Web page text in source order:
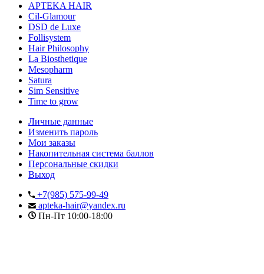
APTEKA HAIR
Cil-Glamour
DSD de Luxe
Follisystem
Hair Philosophy
La Biosthetique
Mesopharm
Satura
Sim Sensitive
Time to grow
Личные данные
Изменить пароль
Мои заказы
Накопительная система баллов
Персональные скидки
Выход
+7(985) 575-99-49
apteka-hair@yandex.ru
Пн-Пт 10:00-18:00